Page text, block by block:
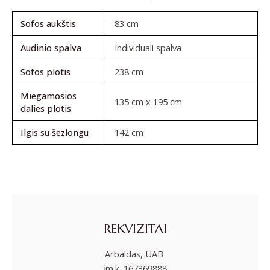
Sofos aukštis
83 cm
Audinio spalva
Individuali spalva
Sofos plotis
238 cm
Miegamosios
dalies plotis
135 cm x 195 cm
Ilgis su šezlongu 142 cm
REKVIZITAI
Arbaldas, UAB